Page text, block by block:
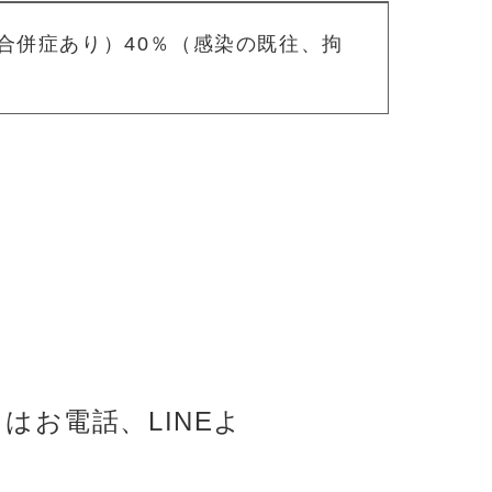
併症あり）40％（感染の既往、拘
お電話、LINEよ